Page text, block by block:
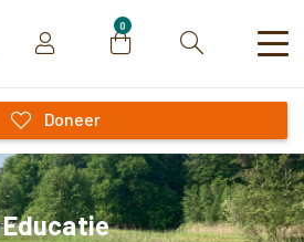
0
Zoeken
Doneer
Educatie